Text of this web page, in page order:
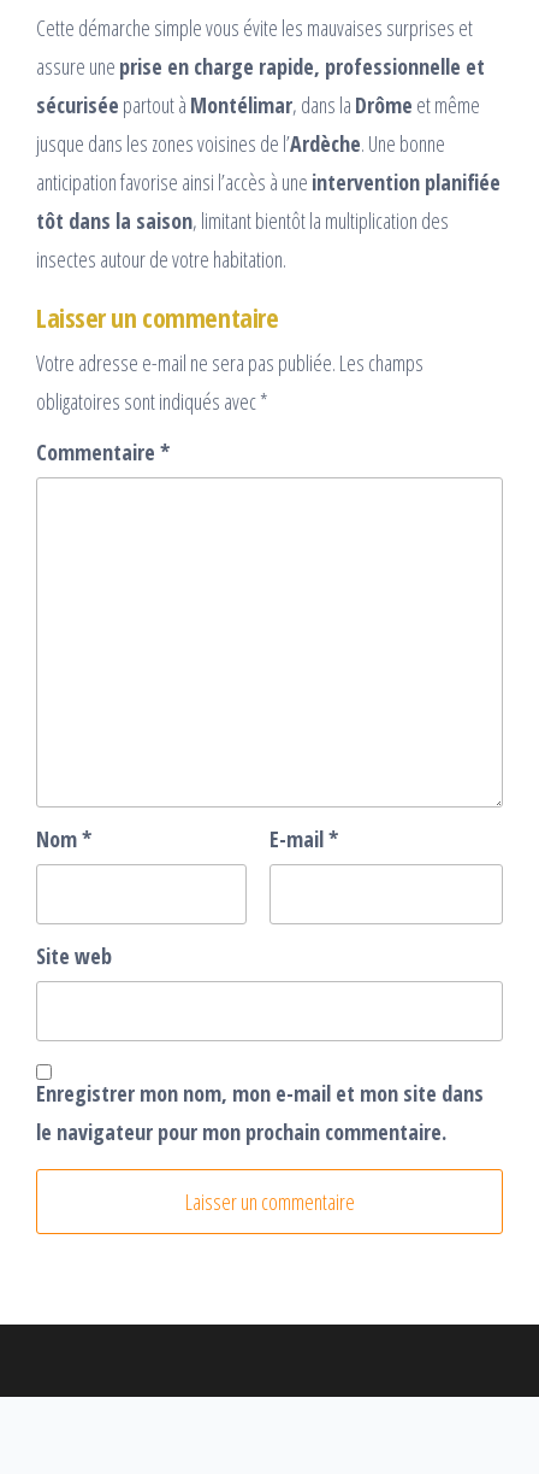
Cette démarche simple vous évite les mauvaises surprises et
assure une prise en charge rapide, professionnelle et
sécurisée partout à Montélimar, dans la Drôme et même
jusque dans les zones voisines de l’Ardèche. Une bonne
anticipation favorise ainsi l’accès à une intervention planifiée
tôt dans la saison, limitant bientôt la multiplication des
insectes autour de votre habitation.
Laisser un commentaire
Votre adresse e-mail ne sera pas publiée. Les champs
obligatoires sont indiqués avec*
Commentaire *
Nom* E-mail*
Site web
Enregistrer mon nom, mon e-mail et mon site dans
le navigateur pour mon prochain commentaire.